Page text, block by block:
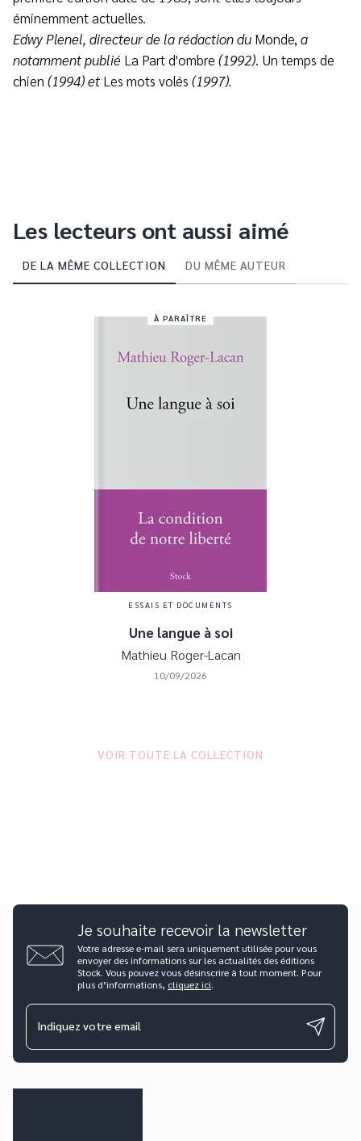
éminemment actuelles.
Edwy Plenel, directeur de la rédaction du Monde, a
notamment publié La Part d'ombre (1992). Un temps de
chien (1994) et Les mots volés (1997).
Les lecteurs ont aussi aimé
DE LA MÊME COLLECTION DU MÊME AUTEUR
À PARAÎTRE
ESSAIS ET DOCUMENTS
Une langue à soi
Mathieu Roger-Lacan
10/09/2026
VOIR TOUTE LA COLLECTION
Je souhaite recevoir la newsletter
Votre adresse e-mail sera uniquement utilisée pour vous
envoyer des informations sur les actualités des éditions
Stock. Vous pouvez vous désinscrire à tout moment. Pour
plus d’informations, cliquez ici.
Indiquez votre email